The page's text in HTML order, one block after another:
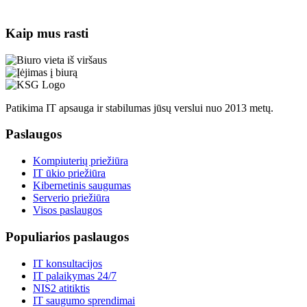
Kaip mus rasti
Patikima IT apsauga ir stabilumas jūsų verslui nuo 2013 metų.
Paslaugos
Kompiuterių priežiūra
IT ūkio priežiūra
Kibernetinis saugumas
Serverio priežiūra
Visos paslaugos
Populiarios paslaugos
IT konsultacijos
IT palaikymas 24/7
NIS2 atitiktis
IT saugumo sprendimai